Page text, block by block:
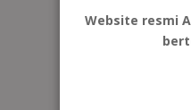
6.04 MB
Website resmi